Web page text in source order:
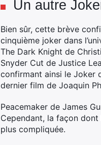
Un autre
Bien sûr, cette brève
cinquième joker dans
The Dark Knight de
Snyder Cut de Justice
confirmant ainsi le Joker
dernier film de Joaquin
Peacemaker de James
Cependant, la façon
plus compliquée.